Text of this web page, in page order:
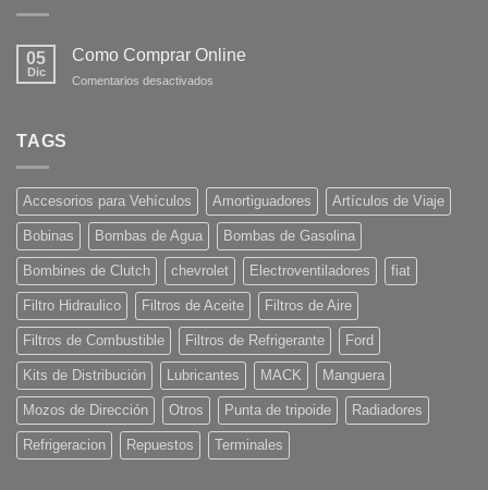
05
Dic
Como Comprar Online
Comentarios desactivados
TAGS
Accesorios para Vehículos Amortiguadores Artículos de Viaje
Bobinas Bombas de Agua Bombas de Gasolina
Bombines de Clutch chevrolet Electroventiladores fiat
Filtro Hidraulico Filtros de Aceite Filtros de Aire
Filtros de Combustible Filtros de Refrigerante Ford
Kits de Distribución Lubricantes MACK Manguera
Mozos de Dirección Otros Punta de tripoide Radiadores
Refrigeracion Repuestos Terminales